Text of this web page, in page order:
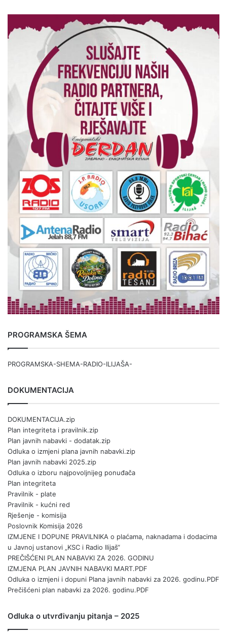
PROGRAMSKA ŠEMA
PROGRAMSKA-SHEMA-RADIO-ILIJAŠA-
DOKUMENTACIJA
DOKUMENTACIJA.zip
Plan integriteta i pravilnik.zip
Plan javnih nabavki - dodatak.zip
Odluka o izmjeni plana javnih nabavki.zip
Plan javnih nabavki 2025.zip
Odluka o izboru najpovoljnijeg ponuđača
Plan integriteta
Pravilnik - plate
Pravilnik - kućni red
Rješenje - komisija
Poslovnik Komisija 2026
IZMJENE I DOPUNE PRAVILNIKA o plaćama, naknadama i dodacima
u Javnoj ustanovi „KSC i Radio Ilijaš“
PREČIŠĆENI PLAN NABAVKI ZA 2026. GODINU
IZMJENA PLAN JAVNIH NABAVKI MART.PDF
Odluka o izmjeni i dopuni Plana javnih nabavki za 2026. godinu.PDF
Prečišćeni plan nabavki za 2026. godinu.PDF
Odluka o utvrđivanju pitanja – 2025